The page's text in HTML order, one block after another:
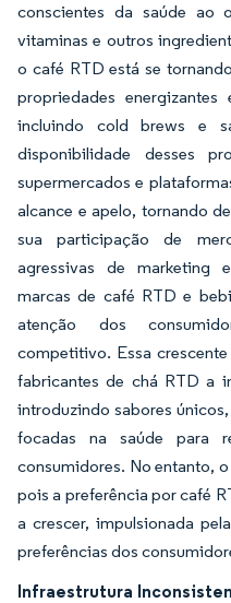
conscientes da saúde ao
vitaminas e outros
o café RTD está se
propriedades
incluindo cold brews e
disponibilidade desses
supermercados e
alcance e apelo, tornando
sua participação de
agressivas de marketing
marcas de café RTD e
atenção dos
competitivo. Essa
fabricantes de chá RTD a
introduzindo sabores
focadas na saúde para
consumidores. No entanto,
pois a preferência por café
a crescer, impulsionada
preferências dos
Infraestrutura